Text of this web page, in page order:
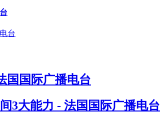
国国际广播电台
3大能力 - 法国国际广播电台